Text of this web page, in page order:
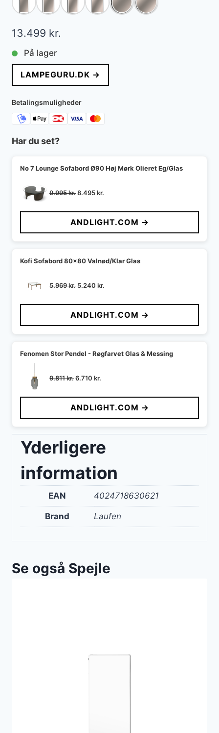
13.499 kr.
På lager
LAMPEGURU.DK →
Betalingsmuligheder
Har du set?
No 7 Lounge Sofabord Ø90 Høj Mørk Olieret Eg/Glas
9.995kr.Den
pris
var:
9.995 kr..
8.495kr.
pris
er:
8.495 kr..
ANDLIGHT.COM →
Kofi Sofabord 80x80 Valnød/Klar Glas
5.969kr. Den
pris
var:
5.969 kr..
5.240 kr.
pris
er:
5.240 kr..
ANDLIGHT.COM →
Fenomen Stor Pendel - Røgfarvet Glas & Messing
9.811kr.Den
pris
var:
9.811 kr..
6.710 kr.
pris
er:
6.710 kr..
ANDLIGHT.COM →
Yderligere
information
EAN 4024718630621
Brand Laufen
Se også Spejle